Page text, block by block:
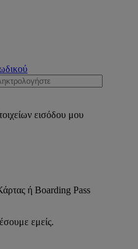
εισόδου μου
ή Boarding Pass
εμείς.